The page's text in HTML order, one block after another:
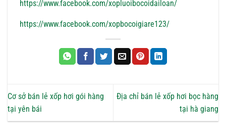
https://www.facebook.com/xopluoibocoidailoan/
https://www.facebook.com/xopbocoigiare123/
Cơ sở bán lẻ xốp hơi gói hàng
tại yên bái
Địa chỉ bán lẻ xốp hơi bọc hàng
tại hà giang